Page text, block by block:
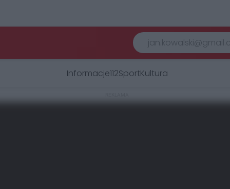
Informacje112SportKultura